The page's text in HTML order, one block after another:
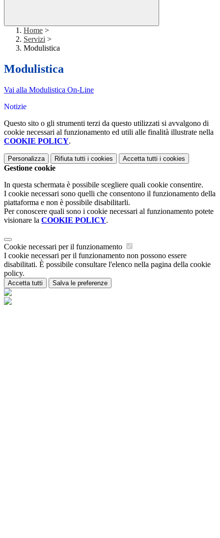
Home >
Servizi >
Modulistica
Modulistica
Vai alla Modulistica On-Line
Notizie
Questo sito o gli strumenti terzi da questo utilizzati si avvalgono di
cookie necessari al funzionamento ed utili alle finalità illustrate nella
COOKIE POLICY.
Personalizza Rifiuta tutti i cookies Accetta tutti i cookies
Gestione cookie
In questa schermata è possibile scegliere quali cookie consentire.
I cookie necessari sono quelli che consentono il funzionamento della
piattaforma e non è possibile disabilitarli.
Per conoscere quali sono i cookie necessari al funzionamento potete
visionare la COOKIE POLICY.
Cookie necessari per il funzionamento
I cookie necessari per il funzionamento non possono essere
disabilitati. È possibile consultare l'elenco nella pagina della cookie
policy.
Accetta tutti Salva le preferenze